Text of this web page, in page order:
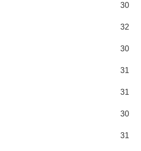
30
32
30
31
31
30
31